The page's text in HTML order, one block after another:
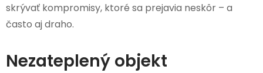
skrývať kompromisy, ktoré sa prejavia neskôr – a
často aj draho.
Nezateplený objekt